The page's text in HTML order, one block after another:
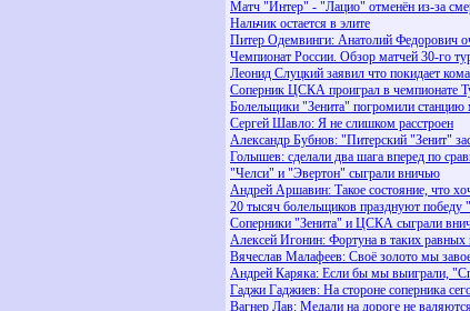
Матч "Интер" - "Лацио" отменён из-за
Нальчик остается в элите
Питер Одемвинги: Анатолий Федорович
Чемпионат России. Обзор матчей 30-го
Леонид Слуцкий заявил что покидает
Соперник ЦСКА проиграл в чемпионате
Болельщики "Зенита" погромили станцию
Сергей Шавло: Я не слишком расстроен
Александр Бубнов: "Питерский "Зенит"
Голышев: сделали два шага вперед по
"Челси" и "Эвертон" сыграли вничью
Андрей Аршавин: Такое состояние, что
20 тысяч болельщиков празднуют победу
Соперники "Зенита" и ЦСКА сыграли
Алексей Игонин: Фортуна в таких равных
Вячеслав Малафеев: Своё золото мы
Андрей Каряка: Если бы мы выиграли,
Гаджи Гаджиев: На стороне соперника
Вагнер Лав: Медали на дороге не